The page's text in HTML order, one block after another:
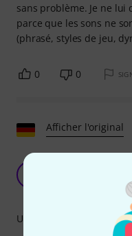
sans problème. Je ne
parce que les sons ne
(phrasé, styles de jeu,
0 0
Afficher l'original
Utilisation